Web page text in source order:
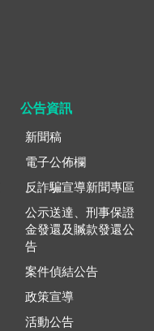
公告資訊
新聞稿
電子公佈欄
反詐騙宣導新聞專區
公示送達、刑事保證
金發還及贓款發還公
告
案件偵結公告
政策宣導
活動公告